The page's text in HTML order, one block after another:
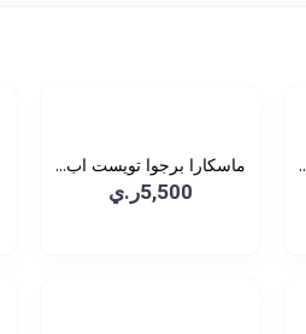
ماسكارا برجوا تويست اب...
5,500ر.ي